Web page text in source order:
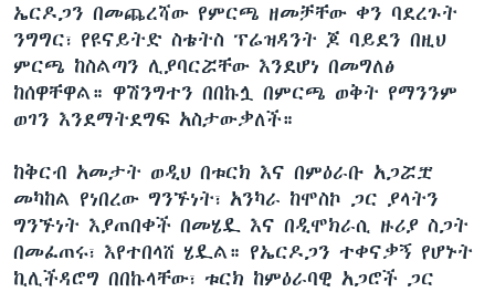
ኤርዶጋን በመጨረሻው የምርጫ ዘመቻቸው ቀን ባደረጉት
ንግግር፣ የዩናይትድ ስቴትስ ፕሬዝዳንት ጆ ባይደን በዚህ
ምርጫ ከስልጣን ሊያባርሯቸው እንደሆነ በመግለፅ
ከሰዋቸዋል። ዋሽንግተን በበኩሏ በምርጫ ወቅት የማንንም
ወገን እንደማትደግፍ አስታውቃለች።
ከቅርብ አመታት ወዲህ በቱርክ እና በምዕራቡ አጋሯቿ
መካከል የነበረው ግንኙነት፣ አንካራ ከሞስኮ ጋር ያላትን
ግንኙነት እያጠበቀች በመሄዷ እና በዲሞክራሲ ዙሪያ ስጋት
በመፈጠሩ፣ እየተበላሸ ሄዷል። የኤርዶጋን ተቀናቃኝ የሆኑት
ኪሊችዳሮግ በበኩላቸው፣ ቱርክ ከምዕራባዊ አጋሮች ጋር